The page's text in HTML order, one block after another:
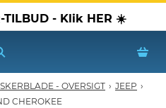
TILBUD - Klik HER ☀️
- OVERSIGT › JEEP ›
CHEROKEE